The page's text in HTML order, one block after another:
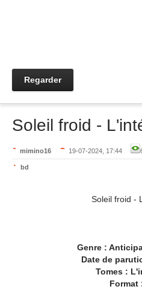
Regarder
Soleil froid -
mimino16 19-07-2024, 17:44
bd
Soleil froid -
Genre :
Date de
Tomes :
Format